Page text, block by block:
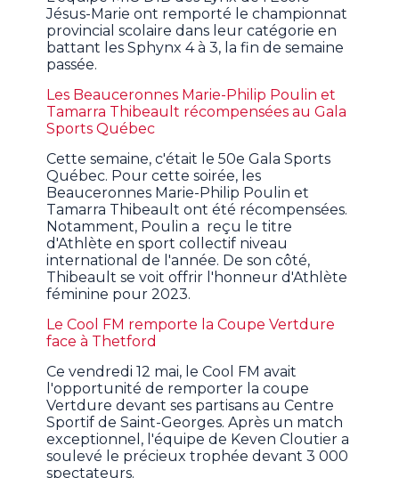
Jésus-Marie ont remporté le championnat
provincial scolaire dans leur catégorie en
battant les Sphynx 4 à 3, la fin de semaine
passée.
Les Beauceronnes Marie-Philip Poulin et
Tamarra Thibeault récompensées au Gala
Sports Québec
Cette semaine, c'était le 50e Gala Sports
Québec. Pour cette soirée, les
Beauceronnes Marie-Philip Poulin et
Tamarra Thibeault ont été récompensées.
Notamment, Poulin a reçu le titre
d'Athlète en sport collectif niveau
international de l'année. De son côté,
Thibeault se voit offrir l'honneur d'Athlète
féminine pour 2023.
Le Cool FM remporte la Coupe Vertdure
face à Thetford
Ce vendredi 12 mai, le Cool FM avait
l'opportunité de remporter la coupe
Vertdure devant ses partisans au Centre
Sportif de Saint-Georges. Après un match
exceptionnel, l'équipe de Keven Cloutier a
soulevé le précieux trophée devant 3 000
spectateurs.